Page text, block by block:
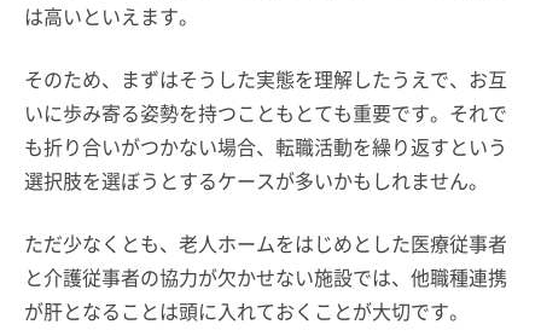
は高いといえます。
そのため、まずはそうした実態を理解したうえで、お互
いに歩み寄る姿勢を持つこともとても重要です。それで
も折り合いがつかない場合、転職活動を繰り返すという
選択肢を選ぼうとするケースが多いかもしれません。
ただ少なくとも、老人ホームをはじめとした医療従事者
と介護従事者の協力が欠かせない施設では、他職種連携
が肝となることは頭に入れておくことが大切です。